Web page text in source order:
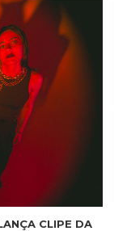
CLIPE DA